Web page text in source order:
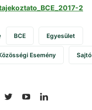
2
BCE Egyesület
Esemény Sajtó